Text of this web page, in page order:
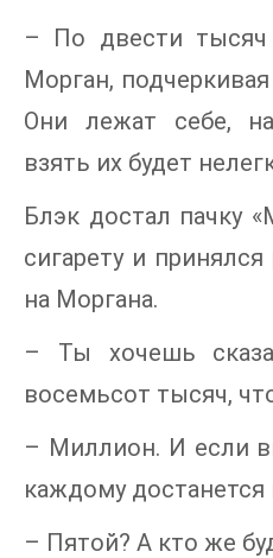
– По двести тысяч
Морган,
Они лежат себе,
взять их будет
Блэк достал пачку
сигарету и
на Моргана.
– Ты хочешь
восемьсот тысяч,
– Миллион. И если
каждому
– Пятой? А кто же